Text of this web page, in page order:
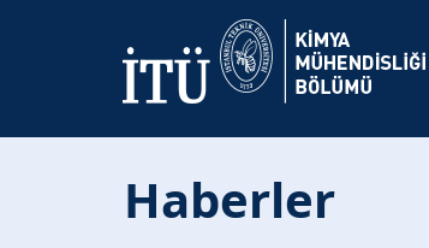
Haberler